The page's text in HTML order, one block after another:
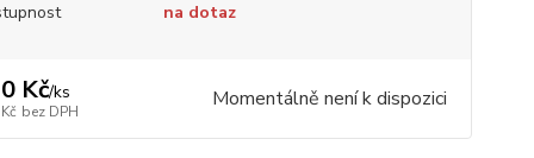
na dotaz
Kč/ks
bez DPH Momentálně není k dispozici